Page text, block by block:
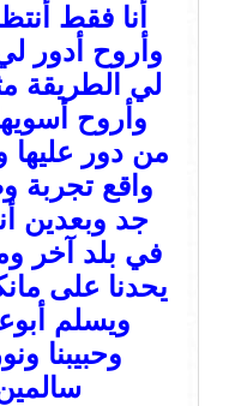
أنا فقط
وأروح أدور
لي الطريقة
وأروح
من دور عليها
واقع تجربة
جد وبعدين
في بلد آخر
يحدنا على
ويسلم
وحبيبنا